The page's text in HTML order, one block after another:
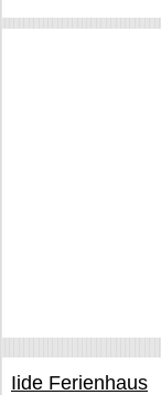
Iide Ferienhaus